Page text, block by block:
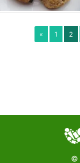
« 1 2
©